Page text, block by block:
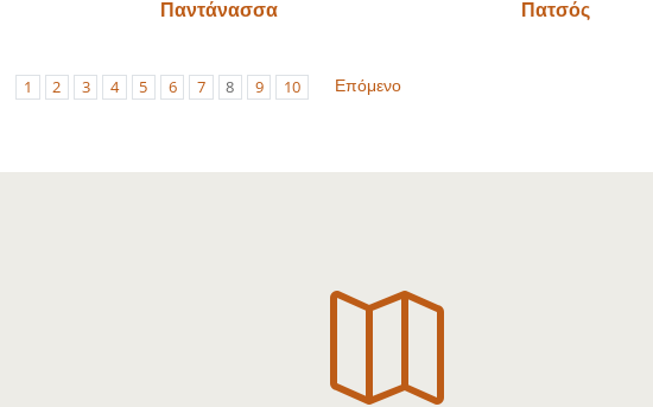
Παντάνασσα Πατσός
1 2 3 4 5 6 7 8 9 10 Επόμενο
